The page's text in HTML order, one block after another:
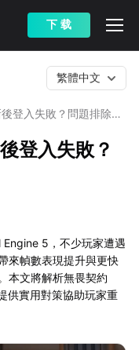
下 载
登入失敗？問題排除指
繁體中文
登入失敗？
5，不少玩家遭遇
來幀數表現提升與更快
本文將解析無畏契約
供實用對策協助玩家重